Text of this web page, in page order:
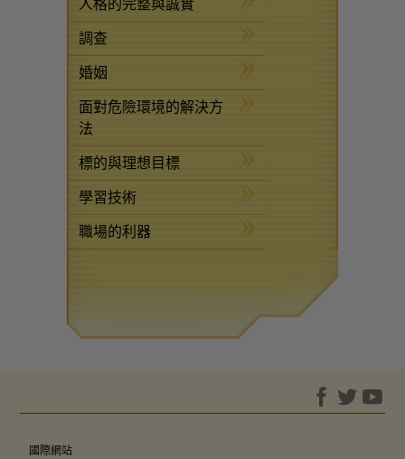
人格的完整與誠實
調查
婚姻
面對危險環境的解決方
法
標的與理想目標
學習技術
職場的利器
國際網站